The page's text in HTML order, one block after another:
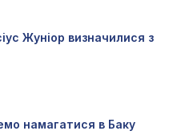
Жуніор визначилися з
намагатися в Баку